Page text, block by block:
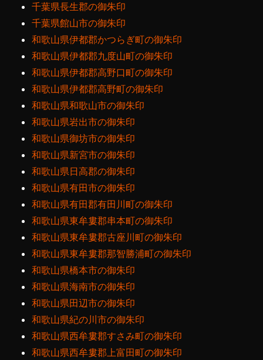
千葉県長生郡の御朱印
千葉県館山市の御朱印
和歌山県伊都郡かつらぎ町の御朱印
和歌山県伊都郡九度山町の御朱印
和歌山県伊都郡高野口町の御朱印
和歌山県伊都郡高野町の御朱印
和歌山県和歌山市の御朱印
和歌山県岩出市の御朱印
和歌山県御坊市の御朱印
和歌山県新宮市の御朱印
和歌山県日高郡の御朱印
和歌山県有田市の御朱印
和歌山県有田郡有田川町の御朱印
和歌山県東牟婁郡串本町の御朱印
和歌山県東牟婁郡古座川町の御朱印
和歌山県東牟婁郡那智勝浦町の御朱印
和歌山県橋本市の御朱印
和歌山県海南市の御朱印
和歌山県田辺市の御朱印
和歌山県紀の川市の御朱印
和歌山県西牟婁郡すさみ町の御朱印
和歌山県西牟婁郡上富田町の御朱印